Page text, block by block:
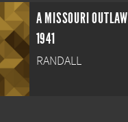
A MISSOURI OUTLAW
1941
RANDALL